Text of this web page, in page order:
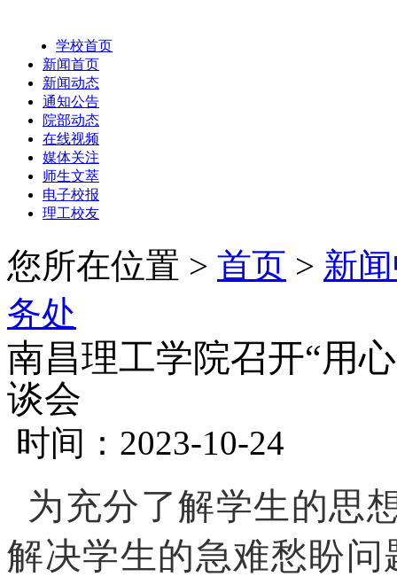
学校首页
新闻首页
新闻动态
通知公告
院部动态
在线视频
媒体关注
师生文萃
电子校报
理工校友
您所在位置 > 首页 > 新
务处
南昌理工学院召开“用
谈会
时间：2023-10-24
为充分了解学生的思
解决学生的急难愁盼